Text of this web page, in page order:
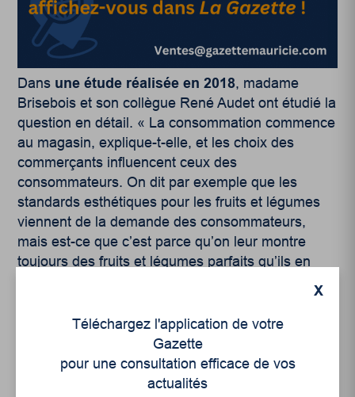
Dans une étude réalisée en 2018, madame
Brisebois et son collègue René Audet ont étudié la
question en détail. « La consommation commence
au magasin, explique-t-elle, et les choix des
commerçants influencent ceux des
consommateurs. On dit par exemple que les
standards esthétiques pour les fruits et légumes
viennent de la demande des consommateurs,
mais est-ce que c’est parce qu’on leur montre
toujours des fruits et légumes parfaits qu’ils en
L’étude expose qu’au-delà des solutions
techniques (comme des emballages pour
prolonger la durée de vie des aliments) et des
solutions de redistribution des surplus (via des
X
Téléchargez l'application de votre
Gazette
pour une consultation efficace de vos
actualités